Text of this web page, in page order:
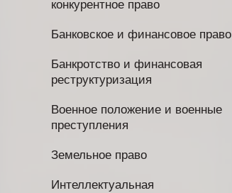
конкурентное право
Банковское и финансовое право
Банкротство и финансовая
реструктуризация
Военное положение и военные
преступления
Земельное право
Интеллектуальная